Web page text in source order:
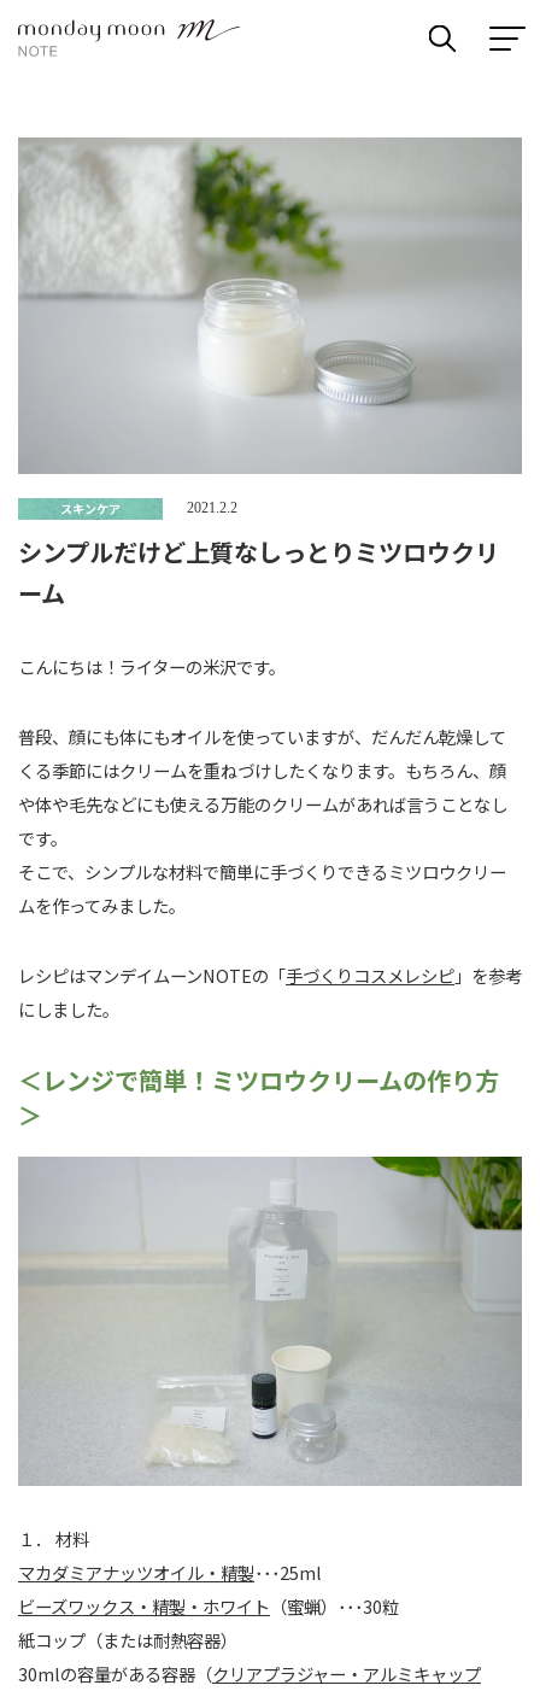
スキンケア 2021.2.2
シンプルだけど上質なしっとりミツロウクリ
ーム
こんにちは！ライターの米沢です。
普段、顔にも体にもオイルを使っていますが、だんだん乾燥して
くる季節にはクリームを重ねづけしたくなります。もちろん、顔
や体や毛先などにも使える万能のクリームがあれば言うことなし
です。
そこで、シンプルな材料で簡単に手づくりできるミツロウクリー
ムを作ってみました。
レシピはマンデイムーンNOTEの「手づくりコスメレシピ」を参考
にしました。
＜レンジで簡単！ミツロウクリームの作り方
＞
１． 材料
マカダミアナッツオイル・精製･･･25ml
ビーズワックス・精製・ホワイト （蜜蝋）･･･30粒
紙コップ（または耐熱容器）
30mlの容量がある容器（クリアプラジャー・アルミキャップ